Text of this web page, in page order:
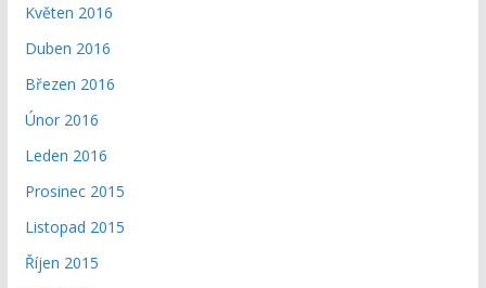
Květen 2016
Duben 2016
Březen 2016
Únor 2016
Leden 2016
Prosinec 2015
Listopad 2015
Říjen 2015